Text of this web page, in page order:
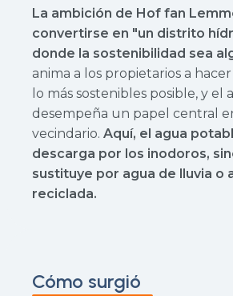
La ambición de Hof fan
convertirse en "un distrito
donde la sostenibilidad sea
anima a los propietarios a
lo más sostenibles posible, y el
desempeña un papel central
vecindario. Aquí, el agua
descarga por los inodoros,
sustituye por agua de lluvia o
reciclada.
Cómo surgió